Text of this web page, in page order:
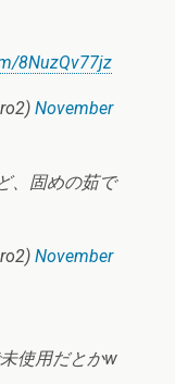
8NuzQv77jz
November
、固めの茹で
November
使用だとかw